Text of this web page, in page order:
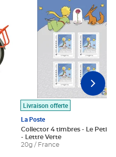
Livraison offerte
La Poste
Collector 4 timbres - Le Petit
- Lettre Verte
20g / France